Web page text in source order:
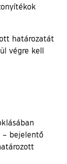
határozatát
végre kell
– bejelentő